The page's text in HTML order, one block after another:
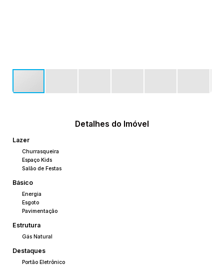
Detalhes do Imóvel
Lazer
Churrasqueira
Espaço Kids
Salão de Festas
Básico
Energia
Esgoto
Pavimentação
Estrutura
Gás Natural
Destaques
Portão Eletrônico